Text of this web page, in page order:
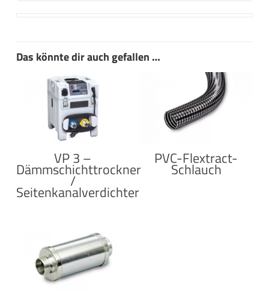
Das könnte dir auch gefallen …
VP 3 –
Dämmschichttrockner
/
Seitenkanalverdichter
PVC-Flextract-
Schlauch